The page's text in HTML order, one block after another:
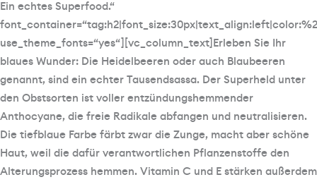
Ein echtes Superfood.“
use_theme_fonts=“yes“][vc_column_text]Erleben Sie Ihr
blaues Wunder: Die Heidelbeeren oder auch Blaubeeren
genannt, sind ein echter Tausendsassa. Der Superheld unter
den Obstsorten ist voller entzündungshemmender
Anthocyane, die freie Radikale abfangen und neutralisieren.
Die tiefblaue Farbe färbt zwar die Zunge, macht aber schöne
Haut, weil die dafür verantwortlichen Pflanzenstoffe den
Alterungsprozess hemmen. Vitamin C und E stärken außerdem